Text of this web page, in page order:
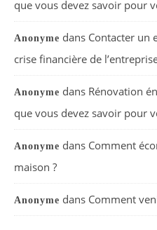
que vous devez savoir pour
Anonyme dans Contacter un
crise financière de
Anonyme dans Rénovation
que vous devez savoir pour
Anonyme dans Comment
maison ?
Anonyme dans Comment